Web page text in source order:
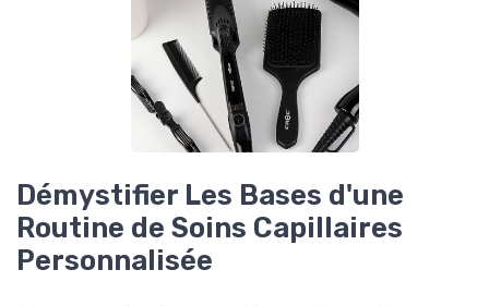
Démystifier Les Bases d'une
Routine de Soins Capillaires
Personnalisée